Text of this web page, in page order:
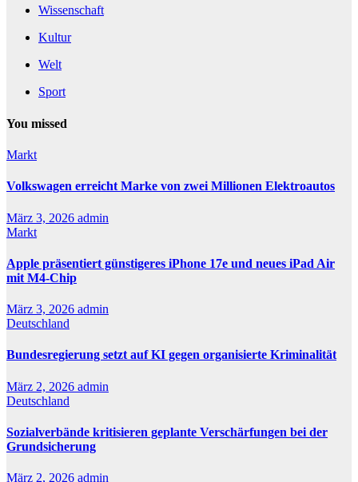
Wissenschaft
Kultur
Welt
Sport
You missed
Markt
Volkswagen erreicht Marke von zwei Millionen Elektroautos
März 3, 2026 admin
Markt
Apple präsentiert günstigeres iPhone 17e und neues iPad Air
mit M4-Chip
März 3, 2026 admin
Deutschland
Bundesregierung setzt auf KI gegen organisierte Kriminalität
März 2, 2026 admin
Deutschland
Sozialverbände kritisieren geplante Verschärfungen bei der
Grundsicherung
März 2, 2026 admin